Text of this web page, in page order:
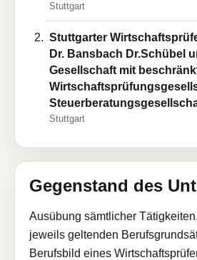
Stuttgart
Stuttgarter
Dr. Bansbach Dr.Schübel
Gesellschaft mit
Stuttgart
Gegenstand des
Ausübung sämtlicher
jeweils geltenden
Berufsbild eines